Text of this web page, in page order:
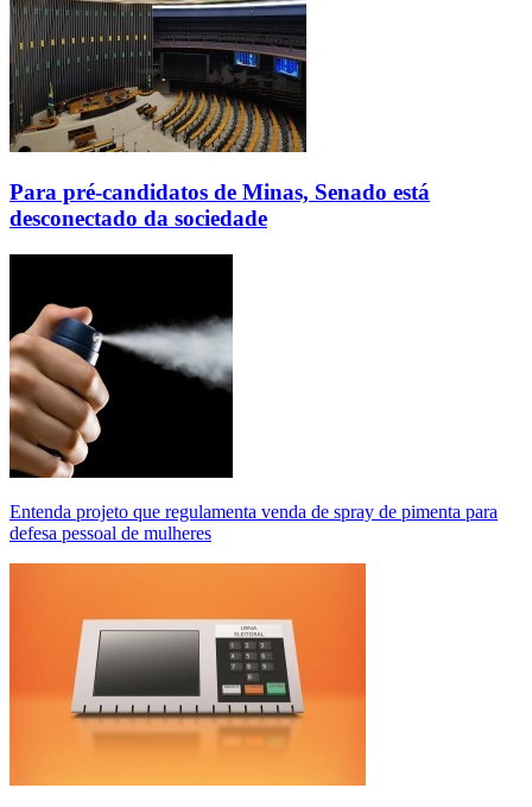
Para pré-candidatos de Minas, Senado está
desconectado da sociedade
Entenda projeto que regulamenta venda de spray de pimenta para
defesa pessoal de mulheres